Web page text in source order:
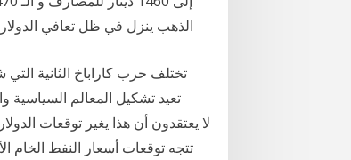
الذهب ينزل في ظل تعافي الدولار،
تختلف حرب كاراباخ الثانية
تعيد تشكيل المعالم السياسية